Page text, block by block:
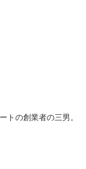
トの創業者の三男。